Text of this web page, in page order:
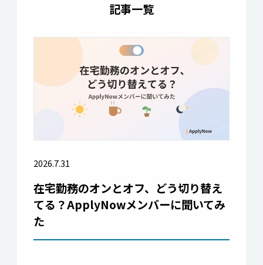
記事一覧
2026.7.31
在宅勤務のオンとオフ、どう切り替え
てる？ApplyNowメンバーに聞いてみ
た